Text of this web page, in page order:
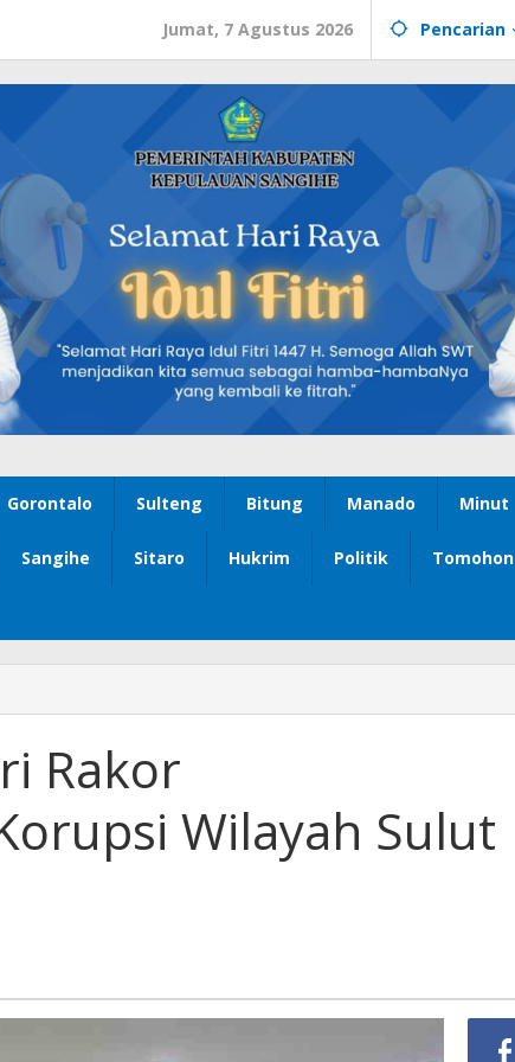
Jumat, 7 Agustus 2026 Pencarian
Gorontalo Sulteng Bitung Manado Minut
Sangihe Sitaro Hukrim Politik Tomohon
Rakor
Wilayah Sulut